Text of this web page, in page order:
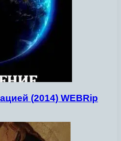
(2014) WEBRip